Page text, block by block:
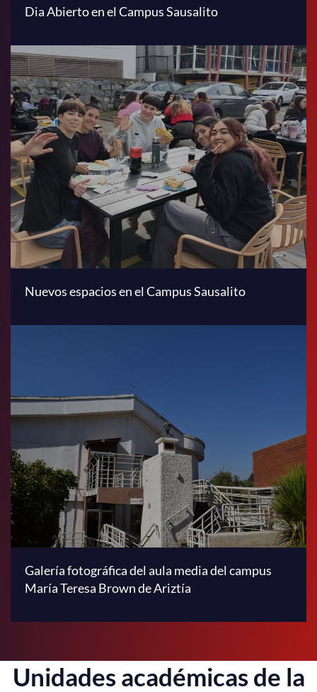
Dia Abierto en el Campus Sausalito
Nuevos espacios en el Campus Sausalito
Galería fotográfica del aula media del campus
María Teresa Brown de Ariztía
Unidades académicas de la